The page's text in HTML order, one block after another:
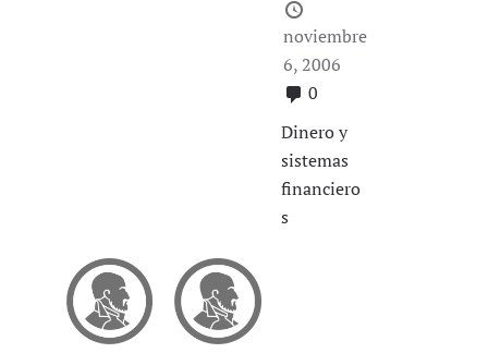
noviembre
6, 2006
0
Dinero y
sistemas
financiero
s